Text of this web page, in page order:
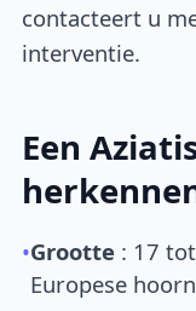
contacteert u
interventie.
Een
•Grootte : 17
Europese